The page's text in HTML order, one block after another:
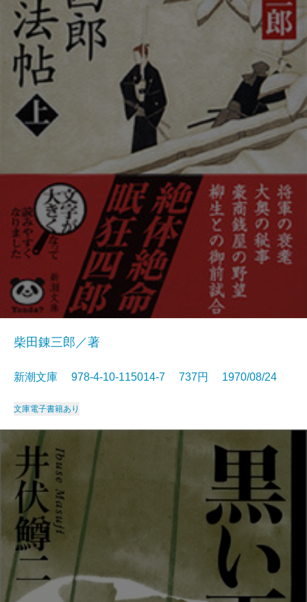
柴田錬三郎／著
新潮文庫 978-4-10-115014-7 737円 1970/08/24
文庫電子書籍あり